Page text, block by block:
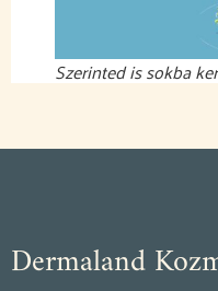
Szerinted is sokba
Dermaland